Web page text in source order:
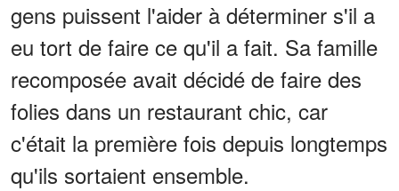
gens puissent l'aider à déterminer s'il a
eu tort de faire ce qu'il a fait. Sa famille
recomposée avait décidé de faire des
folies dans un restaurant chic, car
c'était la première fois depuis longtemps
qu'ils sortaient ensemble.